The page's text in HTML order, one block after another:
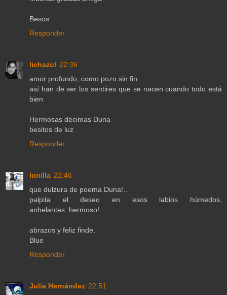
Besos
Responder
lichazul 22:36
amor profundo, como pozo sin fin
así han de ser los sentires que se nacen cuando todo está
bien
Hermosas décimas Duna
besitos de luz
Responder
lunilla 22:46
que dulzura de poema Duna!..
palpita el deseo en esos labios húmedos,
anhelantes..hermoso!
abrazos y feliz finde.
Blue
Responder
Julia Hernández 22:51